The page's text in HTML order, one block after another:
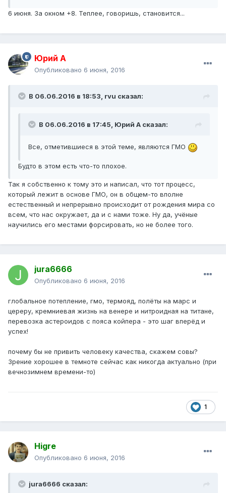
6 июня. За окном +8. Теплее, говоришь, становится...
Юрий А
Опубликовано 6 июня, 2016
В 06.06.2016 в 18:53, rvu сказал:
В 06.06.2016 в 17:45, Юрий А сказал:
Все, отметившиеся в этой теме, являются ГМО
Будто в этом есть что-то плохое.
Так я собственно к тому это и написал, что тот процесс,
который лежит в основе ГМО, он в общем-то вполне
естественный и непрерывно происходит от рождения мира со
всем, что нас окружает, да и с нами тоже. Ну да, учёные
научились его местами форсировать, но не более того.
jura6666
Опубликовано 6 июня, 2016
глобальное потепление, гмо, термояд, полёты на марс и
цереру, кремниевая жизнь на венере и нитроидная на титане,
перевозка астероидов с пояса койпера - это шаг вперёд и
успех!
почему бы не привить человеку качества, скажем совы?
Зрение хорошее в темноте сейчас как никогда актуально (при
вечнозимнем времени-то)
1
Higre
Опубликовано 6 июня, 2016
jura6666 сказал: